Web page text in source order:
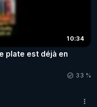
10:34
plate est déjà en
33 %